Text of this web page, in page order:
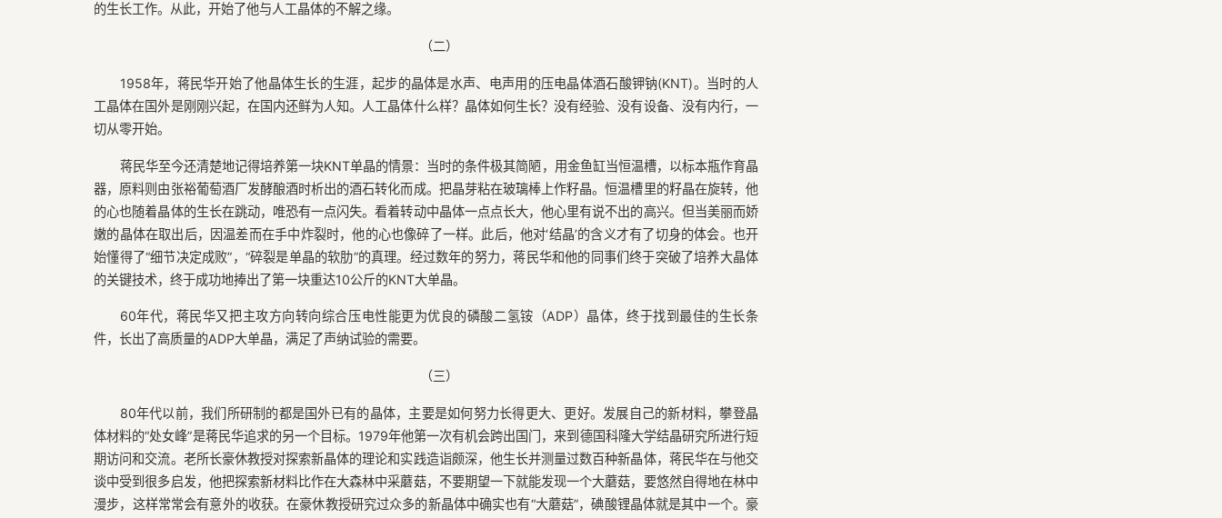
的生长工作。从此，开始了他与人工晶体的不解之缘。
（二）
1958年，蒋民华开始了他晶体生长的生涯，起步的晶体是水声、电声用的压电晶体酒石酸钾钠(KNT)。当时的人
工晶体在国外是刚刚兴起，在国内还鲜为人知。人工晶体什么样？晶体如何生长？没有经验、没有设备、没有内行，一
切从零开始。
蒋民华至今还清楚地记得培养第一块KNT单晶的情景：当时的条件极其简陋，用金鱼缸当恒温槽，以标本瓶作育晶
器，原料则由张裕葡萄酒厂发酵酿酒时析出的酒石转化而成。把晶芽粘在玻璃棒上作籽晶。恒温槽里的籽晶在旋转，他
的心也随着晶体的生长在跳动，唯恐有一点闪失。看着转动中晶体一点点长大，他心里有说不出的高兴。但当美丽而娇
嫩的晶体在取出后，因温差而在手中炸裂时，他的心也像碎了一样。此后，他对‘结晶’的含义才有了切身的体会。也开
始懂得了“细节决定成败”，“碎裂是单晶的软肋”的真理。经过数年的努力，蒋民华和他的同事们终于突破了培养大晶体
的关键技术，终于成功地捧出了第一块重达10公斤的KNT大单晶。
60年代，蒋民华又把主攻方向转向综合压电性能更为优良的磷酸二氢铵（ADP）晶体，终于找到最佳的生长条
件，长出了高质量的ADP大单晶，满足了声纳试验的需要。
（三）
80年代以前，我们所研制的都是国外已有的晶体，主要是如何努力长得更大、更好。发展自己的新材料，攀登晶
体材料的“处女峰”是蒋民华追求的另一个目标。1979年他第一次有机会跨出国门，来到德国科隆大学结晶研究所进行短
期访问和交流。老所长豪休教授对探索新晶体的理论和实践造诣颇深，他生长并测量过数百种新晶体，蒋民华在与他交
谈中受到很多启发，他把探索新材料比作在大森林中采蘑菇，不要期望一下就能发现一个大蘑菇，要悠然自得地在林中
漫步，这样常常会有意外的收获。在豪休教授研究过众多的新晶体中确实也有“大蘑菇”，碘酸锂晶体就是其中一个。豪